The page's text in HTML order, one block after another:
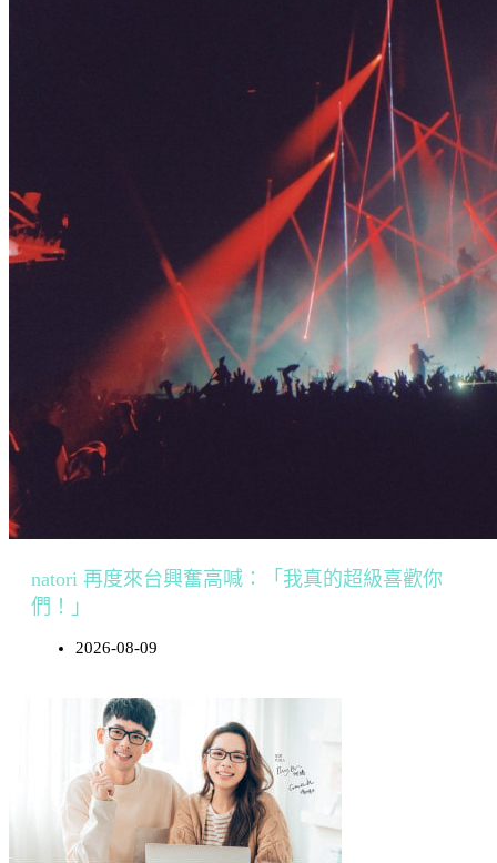
natori 再度來台興奮高喊：「我真的超級喜歡你
們！」
2026-08-09